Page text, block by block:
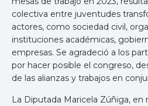
colectiva entre juventudes
actores, como sociedad civil,
instituciones académicas,
empresas. Se agradeció a los
por hacer posible el congreso,
de las alianzas y trabajos en
La Diputada Maricela Zúñiga, en